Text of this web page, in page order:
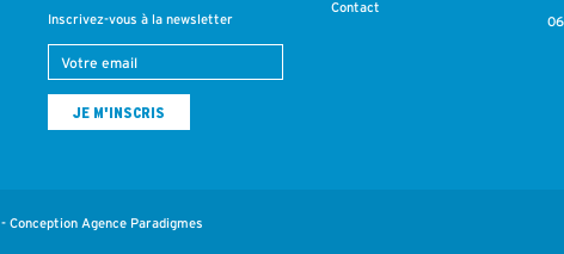
Inscrivez-vous à la newsletter
Contact
06
- Conception Agence Paradigmes